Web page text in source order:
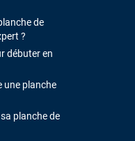
de
?
débuter en
une planche
planche de